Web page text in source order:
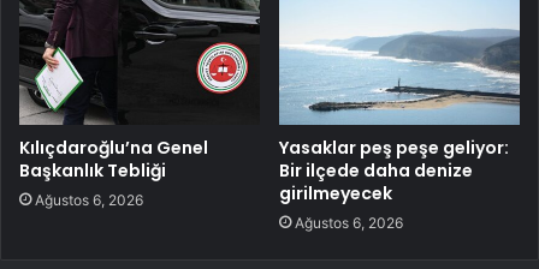
Kılıçdaroğlu’na Genel
Başkanlık Tebliği
Ağustos 6, 2026
Yasaklar peş peşe geliyor:
Bir ilçede daha denize
girilmeyecek
Ağustos 6, 2026